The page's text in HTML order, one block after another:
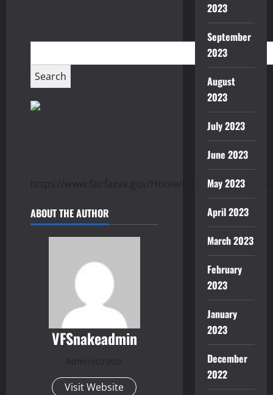
https://www.fairfaxva.gov/Home/Components/
ABOUT THE AUTHOR
VFSnakeadmin
Administrator
Visit Website
2023
September
2023
August
2023
July 2023
June 2023
May 2023
April 2023
March 2023
February
2023
January
2023
December
2022